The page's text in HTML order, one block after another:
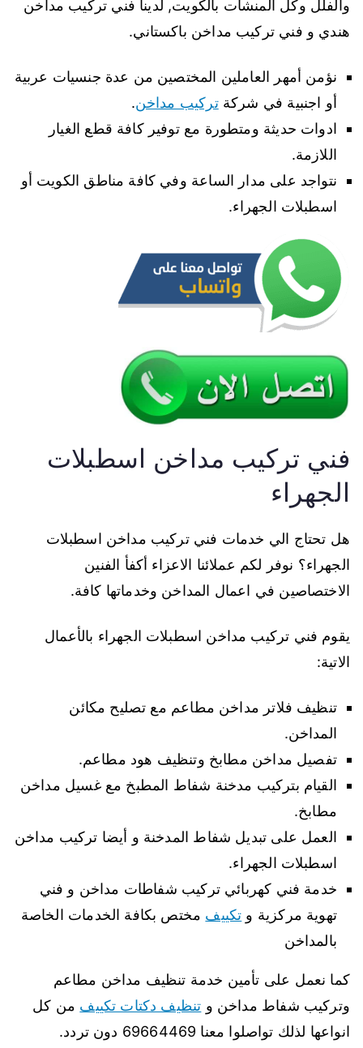
والفلل وكل المنشآت بالكويت, لدينا فني تركيب مداخن
هندي و فني تركيب مداخن باكستاني.
نؤمن أمهر العاملين المختصين من عدة جنسيات عربية
أو اجنبية في شركةتركيب مداخن.
ادوات حديثة ومتطورة مع توفير كافة قطع الغيار
اللازمة.
نتواجد على مدار الساعة وفي كافة مناطق الكويت أو
اسطبلات الجهراء.
فني تركيب مداخن اسطبلات
الجهراء
هل تحتاج الي خدمات فني تركيب مداخن اسطبلات
الجهراء؟ نوفر لكم عملائنا الاعزاء أكفأ الفنين
الاختصاصين في اعمال المداخن وخدماتها كافة.
يقوم فني تركيب مداخن اسطبلات الجهراء بالأعمال
الاتية:
تنظيف فلاتر مداخن مطاعم مع تصليح مكائن
المداخن.
تفصيل مداخن مطابخ وتنظيف هود مطاعم.
القيام بتركيب مدخنة شفاط المطبخ مع غسيل مداخن
مطابخ.
العمل على تبديل شفاط المدخنة و أيضا تركيب مداخن
اسطبلات الجهراء.
خدمة فني كهربائي تركيب شفاطات مداخن و فني
تهوية مركزية و تكييف مختص بكافة الخدمات الخاصة
بالمداخن
كما نعمل على تأمين خدمة تنظيف مداخن مطاعم
وتركيب شفاط مداخن و تنظيف دكتات تكييف من كل
انواعها لذلك تواصلوا معنا 69664469 دون تردد.